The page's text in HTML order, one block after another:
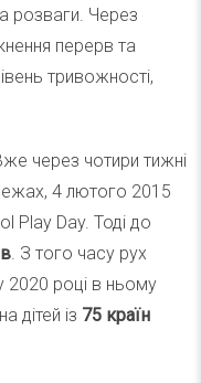
розваги. Через
перерв та
тривожності,
через чотири тижні
4 лютого 2015
Play Day. Тоді до
. З того часу рух
2020 році в ньому
дітей із 75 країн